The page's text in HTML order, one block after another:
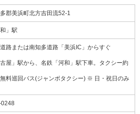
郡美浜町北方吉田流52-1
」駅
路または南知多道路「美浜IC」からすぐ
屋」駅から、名鉄「河和」駅下車。タクシー約
料巡回バス(ジャンボタクシー) ※ 日・祝日のみ